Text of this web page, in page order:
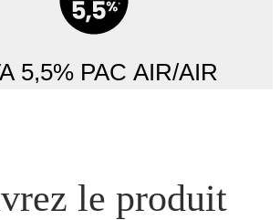
5,5% PAC AIR/AIR
le produit